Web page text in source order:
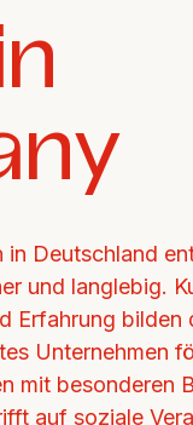
in Deutschland
und langlebig.
Erfahrung bilden
Unternehmen
mit besonderen
auf soziale